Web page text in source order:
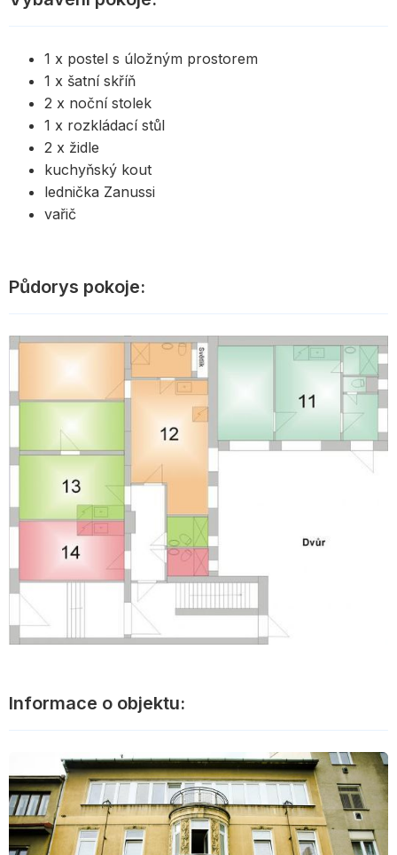
Půdorys pokoje:
1 x postel s úložným prostorem
1 x šatní skříň
2 x noční stolek
1 x rozkládací stůl
2 x židle
kuchyňský kout
lednička Zanussi
vařič
Informace o objektu: